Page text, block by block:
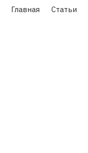
Главная Статьи